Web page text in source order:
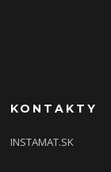
KONTAKTY
INSTAMAT.SK